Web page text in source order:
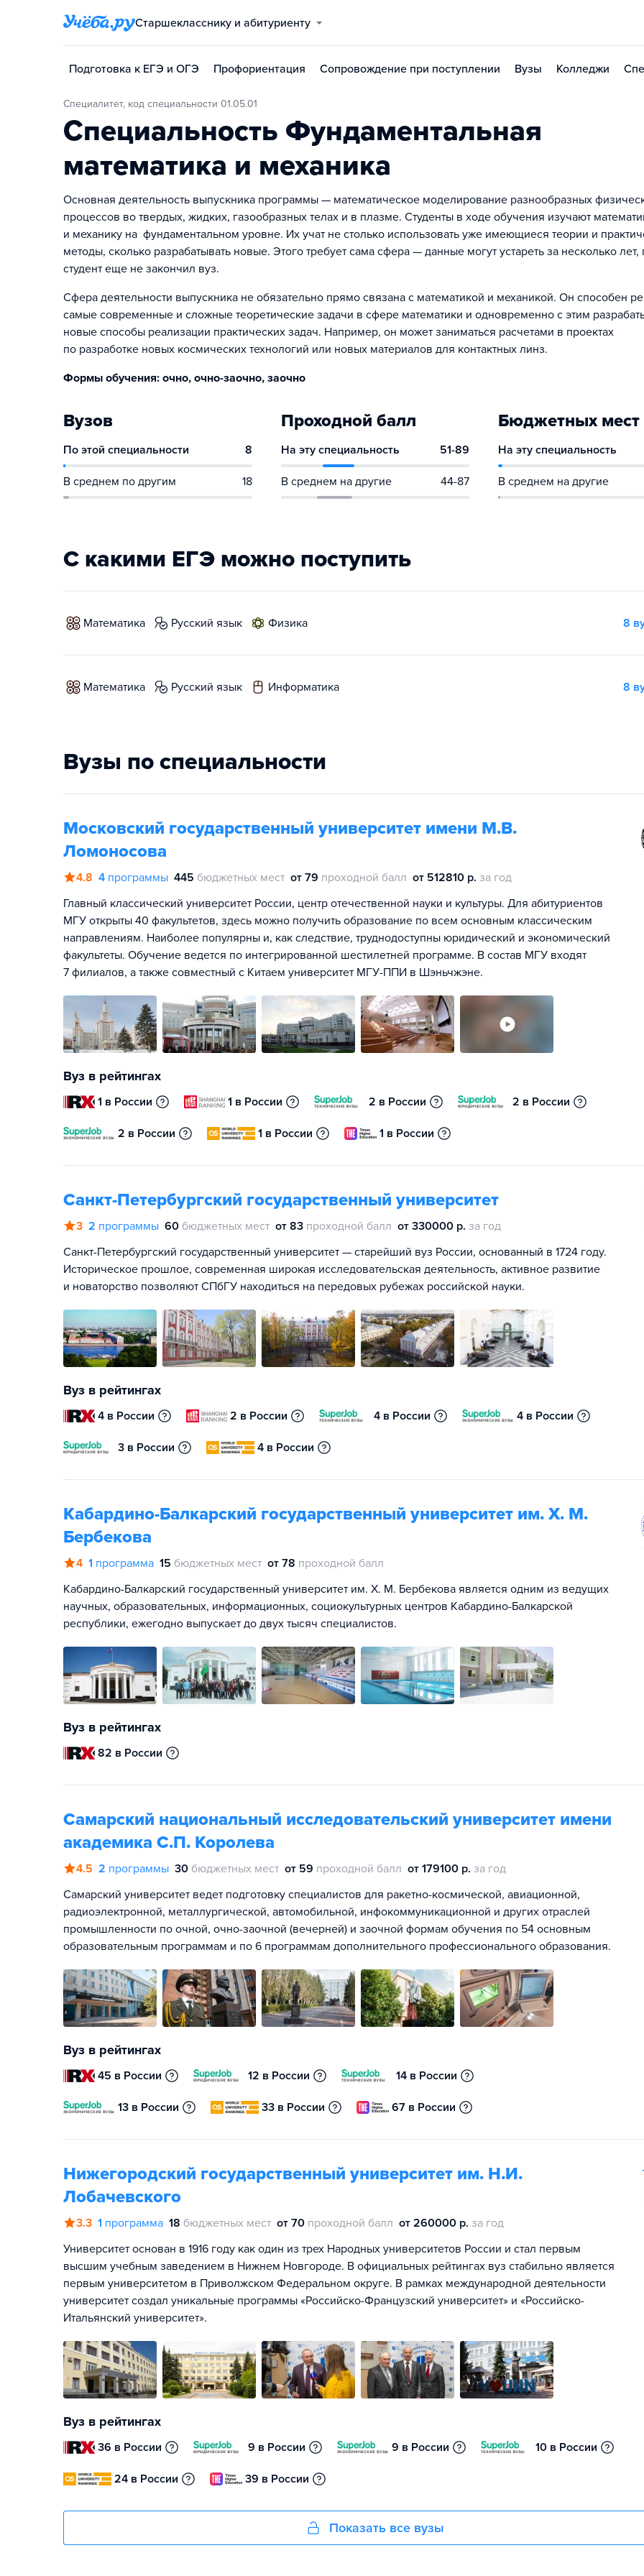
Старшекласснику и абитуриенту
Подготовка к ЕГЭ и ОГЭ Профориентация Сопровождение при поступлении Вузы Колледжи
Специалитет, код специальности 01.05.01
Специальность Фундаментальная
математика и механика
Основная деятельность выпускника программы — математическое моделирование разнообразных
процессов во твердых, жидких, газообразных телах и в плазме. Студенты в ходе обучения изучают
и механику на фундаментальном уровне. Их учат не столько использовать уже имеющиеся теории и
методы, сколько разрабатывать новые. Этого требует сама сфера — данные могут устареть за несколько лет,
студент еще не закончил вуз.
Сфера деятельности выпускника не обязательно прямо связана с математикой и механикой. Он способен
самые современные и сложные теоретические задачи в сфере математики и одновременно с этим
новые способы реализации практических задач. Например, он может заниматься расчетами в проектах
по разработке новых космических технологий или новых материалов для контактных линз.
Формы обучения: очно, очно-заочно, заочно
Вузов
По этой специальности 8
В среднем по другим 18
Проходной балл
На эту специальность 51-89
В среднем на другие 44-87
Бюджетных мест
На эту специальность
В среднем на другие
С какими ЕГЭ можно поступить
математика русский язык физика 8
математика русский язык информатика 8
Вузы по специальности
Московский государственный университет имени М.В.
Ломоносова
4.8 4 программы 445 бюджетных мест от 79 проходной балл от 512810 р. за год
Главный классический университет России, центр отечественной науки и культуры. Для абитуриентов
МГУ открыты 40 факультетов, здесь можно получить образование по всем основным классическим
направлениям. Наиболее популярны и, как следствие, труднодоступны юридический и экономический
факультеты. Обучение ведется по интегрированной шестилетней программе. В состав МГУ входят
7 филиалов, а также совместный с Китаем университет МГУ-ППИ в Шэньчжэне.
Вуз в рейтингах
1 в России 1 в России 2 в России 2 в России
2 в России 1 в России 1 в России
Санкт-Петербургский государственный университет
3 2 программы 60 бюджетных мест от 83 проходной балл от 330000 р. за год
Санкт-Петербургский государственный университет — старейший вуз России, основанный в 1724 году.
Историческое прошлое, современная широкая исследовательская деятельность, активное развитие
и новаторство позволяют СПбГУ находиться на передовых рубежах российской науки.
Вуз в рейтингах
4 в России 2 в России 4 в России 4 в России
3 в России 4 в России
Кабардино-Балкарский государственный университет им. Х. М.
Бербекова
4 1 программа 15 бюджетных мест от 78 проходной балл
Кабардино-Балкарский государственный университет им. Х. М. Бербекова является одним из ведущих
научных, образовательных, информационных, социокультурных центров Кабардино-Балкарской
республики, ежегодно выпускает до двух тысяч специалистов.
Вуз в рейтингах
82 в России
Самарский национальный исследовательский университет имени
академика С.П. Королева
4.5 2 программы 30 бюджетных мест от 59 проходной балл от 179100 р. за год
Самарский университет ведет подготовку специалистов для ракетно-космической, авиационной,
радиоэлектронной, металлургической, автомобильной, инфокоммуникационной и других отраслей
промышленности по очной, очно-заочной (вечерней) и заочной формам обучения по 54 основным
образовательным программам и по 6 программам дополнительного профессионального образования.
Вуз в рейтингах
45 в России 12 в России 14 в России
13 в России 33 в России 67 в России
Нижегородский государственный университет им. Н.И.
Лобачевского
3.3 1 программа 18 бюджетных мест от 70 проходной балл от 260000 р. за год
Университет основан в 1916 году как один из трех Народных университетов России и стал первым
высшим учебным заведением в Нижнем Новгороде. В официальных рейтингах вуз стабильно является
первым университетом в Приволжском Федеральном округе. В рамках международной деятельности
университет создал уникальные программы «Российско-Французский университет» и «Российско-
Итальянский университет».
Вуз в рейтингах
36 в России 9 в России 9 в России 10 в России
24 в России 39 в России
Показать все вузы